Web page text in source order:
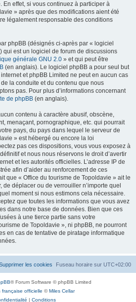
En effet, si vous continuez à participer à
» après que des modifications aient été
légalement responsable des conditions
phpBB (désignés ci-après par « logiciel
qui est un logiciel de forum de discussions
générale GNU 2.0 » et qui peut être
(en anglais). Le logiciel phpBB a pour seul but
et phpBB Limited ne peut en aucun cas
la conduite et du contenu que nous
pas. Pour plus d’informations concernant
de phpBB (en anglais).
contenu à caractère abusif, obscène,
menaçant, pornographique, etc. qui pourrait
pays, du pays dans lequel le serveur de
» est hébergé ou encore la loi
pas ces dispositions, vous vous exposez à
et nous nous réservons le droit d’avertir
et les autorités officielles. L’adresse IP de
afin d’aider au renforcement de ces
que « Office du tourisme de Topoldavie » ait le
de déplacer ou de verrouiller n’importe quel
moment si nous estimons cela nécessaire.
que toutes les informations que vous avez
dans notre base de données. Bien que ces
à une tierce partie sans votre
de Topoldavie », ni phpBB, ne pourront
en cas de tentative de piratage informatique
Fuseau horaire sur UTC+02:00
les cookies
® Forum Software © phpBB Limited
française officielle ©Miles Cellar
| Conditions